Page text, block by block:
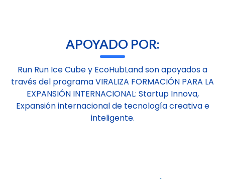
APOYADO POR:
Run Run Ice Cube y EcoHubLand son apoyados a
través del programa VIRALIZA FORMACIÓN PARA LA
EXPANSIÓN INTERNACIONAL: Startup Innova,
Expansión internacional de tecnología creativa e
inteligente.